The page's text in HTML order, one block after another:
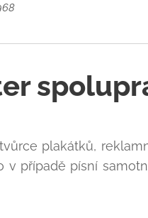
plakátků,
případě písní